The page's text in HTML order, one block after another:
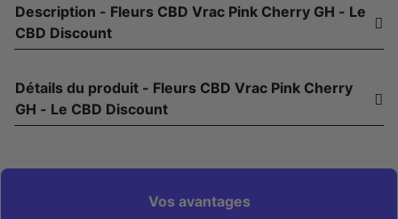
Description - Fleurs CBD Vrac Pink Cherry GH - Le
CBD Discount
Détails du produit - Fleurs CBD Vrac Pink Cherry
GH - Le CBD Discount
Vos avantages